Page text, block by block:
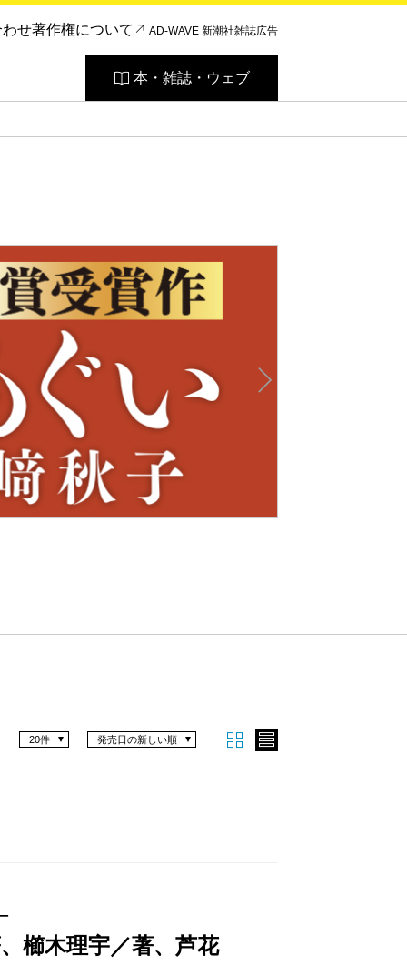
せ著作権について AD-WAVE 新潮社雑誌広告
本・雑誌・ウェブ
発売日の新しい順
20件
櫛木理宇／著、芦花